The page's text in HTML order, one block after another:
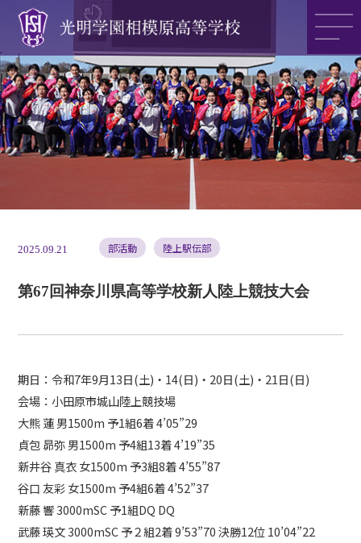
2025.09.21 部活動 陸上駅伝部
第67回神奈川県高等学校新人陸上競技大会
期日：令和7年9月13日(土)・14(日)・20日(土)・21日(日)
会場：小田原市城山陸上競技場
大熊 蓮 男1500m 予1組6着 4’05”29
貞包 昴弥 男1500m 予4組13着 4’19”35
新井谷 真衣 女1500m 予3組8着 4’55”87
谷口 友彩 女1500m 予4組6着 4’52”37
新藤 響 3000mSC 予1組DQ DQ
武藤 瑛文 3000mSC 予２組2着 9’53”70 決勝12位 10’04”22
光明学園の魅力
アクセス>>
各種お問い合わせ
デジタルパンフレット